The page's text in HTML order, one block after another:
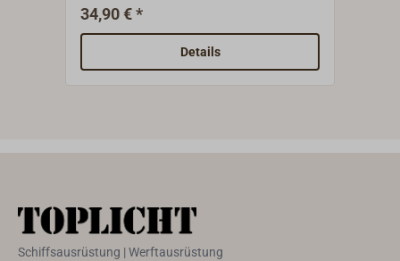
Anlöten).Die quadratische
Wandplatte aus weißem Bakelit
verdeckt den runden Einbausockel (D
= 54 mm).Im Stil passend zur
34,90 € *
Details
Schiffsausrüstung | Werftausrüstung